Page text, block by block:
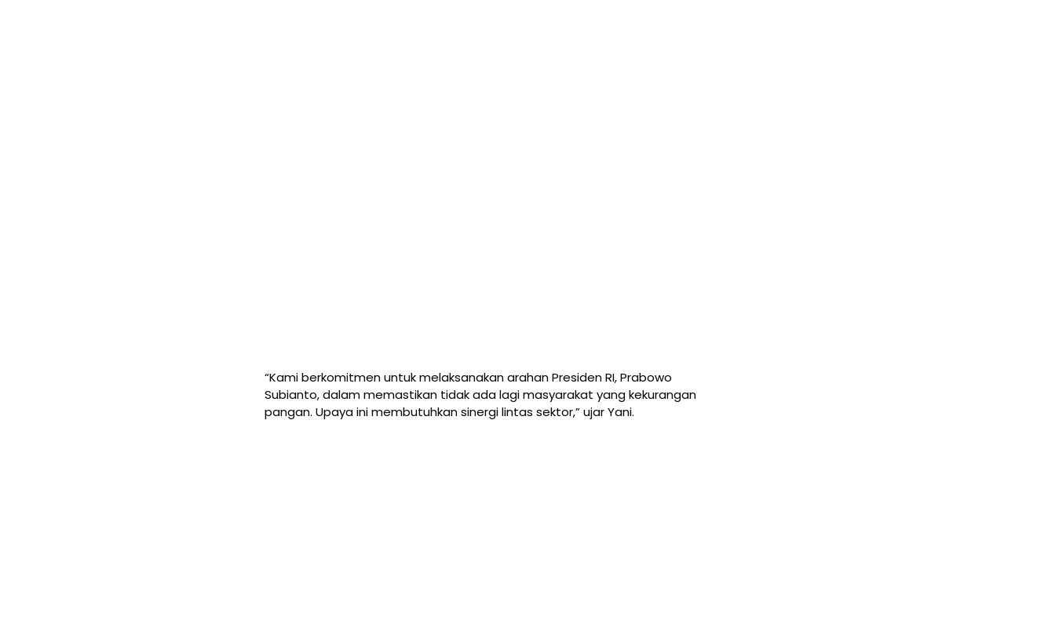
“Kami berkomitmen untuk melaksanakan arahan Presiden RI, Prabowo
Subianto, dalam memastikan tidak ada lagi masyarakat yang kekurangan
pangan. Upaya ini membutuhkan sinergi lintas sektor,” ujar Yani.